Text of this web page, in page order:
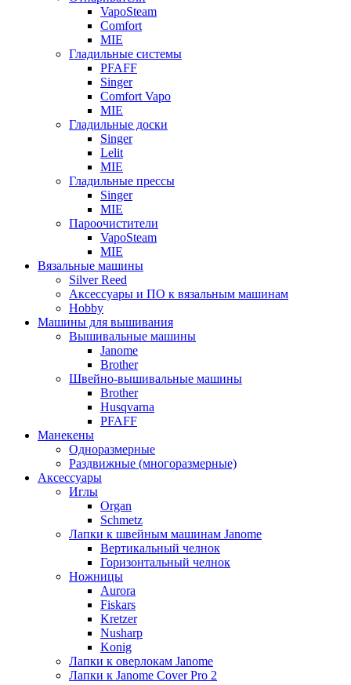
VapoSteam
Comfort
MIE
Гладильные системы
PFAFF
Singer
Comfort Vapo
MIE
Гладильные доски
Singer
Lelit
MIE
Гладильные прессы
Singer
MIE
Пароочистители
VapoSteam
MIE
Вязальные машины
Silver Reed
Аксессуары и ПО к вязальным машинам
Hobby
Машины для вышивания
Вышивальные машины
Janome
Brother
Швейно-вышивальные машины
Brother
Husqvarna
PFAFF
Манекены
Одноразмерные
Раздвижные (многоразмерные)
Аксессуары
Иглы
Organ
Schmetz
Лапки к швейным машинам Janome
Вертикальный челнок
Горизонтальный челнок
Ножницы
Aurora
Fiskars
Kretzer
Nusharp
Konig
Лапки к оверлокам Janome
Лапки к Janome Cover Pro 2